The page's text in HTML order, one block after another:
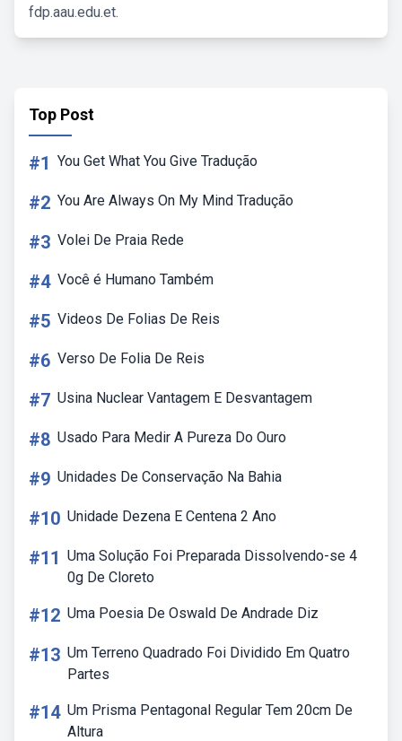
fdp.aau.edu.et.
Top Post
#1 You Get What You Give Tradução
#2 You Are Always On My Mind Tradução
#3 Volei De Praia Rede
#4 Você é Humano Também
#5 Videos De Folias De Reis
#6 Verso De Folia De Reis
#7 Usina Nuclear Vantagem E Desvantagem
#8 Usado Para Medir A Pureza Do Ouro
#9 Unidades De Conservação Na Bahia
#10 Unidade Dezena E Centena 2 Ano
#11 Uma Solução Foi Preparada Dissolvendo-se 4
0g De Cloreto
#12 Uma Poesia De Oswald De Andrade Diz
#13 Um Terreno Quadrado Foi Dividido Em Quatro
Partes
#14 Um Prisma Pentagonal Regular Tem 20cm De
Altura